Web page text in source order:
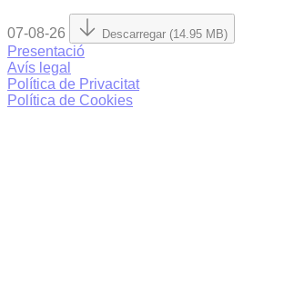
07-08-26 Descarregar (14.95 MB)
Presentació
Avís legal
Política de Privacitat
Política de Cookies